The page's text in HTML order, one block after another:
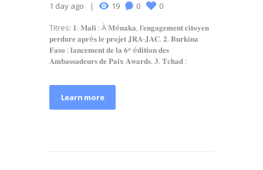
1 day ago 19 0 0
Titres: 𝟏. 𝐌𝐚𝐥𝐢 : À 𝐌é𝐧𝐚𝐤𝐚, 𝐥’𝐞𝐧𝐠𝐚𝐠𝐞𝐦𝐞𝐧𝐭 𝐜𝐢𝐭𝐨𝐲𝐞𝐧
𝐩𝐞𝐫𝐝𝐮𝐫𝐞 𝐚𝐩𝐫è𝐬 𝐥𝐞 𝐩𝐫𝐨𝐣𝐞𝐭 𝐉𝐑𝐀-𝐉𝐀𝐂. 𝟐. 𝐁𝐮𝐫𝐤𝐢𝐧𝐚
𝐅𝐚𝐬𝐨 : 𝐥𝐚𝐧𝐜𝐞𝐦𝐞𝐧𝐭 𝐝𝐞 𝐥𝐚 𝟔ᵉ é𝐝𝐢𝐭𝐢𝐨𝐧 𝐝𝐞𝐬
𝐀𝐦𝐛𝐚𝐬𝐬𝐚𝐝𝐞𝐮𝐫𝐬 𝐝𝐞 𝐏𝐚𝐢𝐱 𝐀𝐰𝐚𝐫𝐝𝐬. 𝟑. 𝐓𝐜𝐡𝐚𝐝 :
Learn more